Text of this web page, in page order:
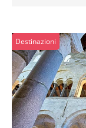
Destinazioni